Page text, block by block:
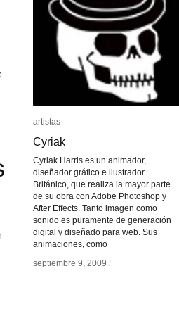
artistas
Cyriak
Cyriak Harris es un animador,
diseñador gráfico e ilustrador
Británico, que realiza la mayor parte
de su obra con Adobe Photoshop y
After Effects. Tanto imagen como
sonido es puramente de generación
digital y diseñado para web. Sus
animaciones, como
septiembre 9, 2009 /
artistas
Cyriak
septiembre 9, 2009 /